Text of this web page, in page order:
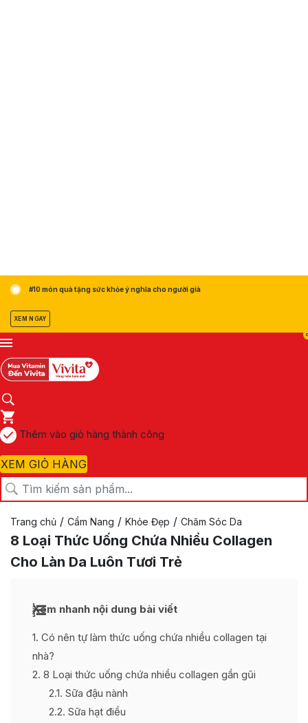
#10 món quà tặng sức khỏe ý nghĩa cho người già
XEM NGAY
0
Thêm vào giỏ hàng thành công
XEM GIỎ HÀNG
Trang chủ / Cẩm Nang / Khỏe Đẹp / Chăm Sóc Da
8 Loại Thức Uống Chứa Nhiều Collagen
Cho Làn Da Luôn Tươi Trẻ
Xem nhanh nội dung bài viết
1 Có nên tự làm thức uống chứa nhiều collagen tại
nhà?
2 8 Loại thức uống chứa nhiều collagen gần gũi
2.1 Sữa đậu nành
2.2 Sữa hạt điều